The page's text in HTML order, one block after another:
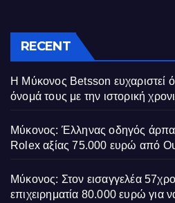
RECENT
Η Μύκονος Betsson ευχαριστεί
όνομά τους με την ιστορική
Μύκονος: Έλληνας οδηγός
Rolex αξίας 75.000 ευρώ από
Μύκονος: Στον εισαγγελέα
επιχειρηματία 80.000 ευρώ για